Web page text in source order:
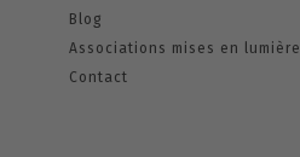
Blog
Associations mises en lumière
Contact